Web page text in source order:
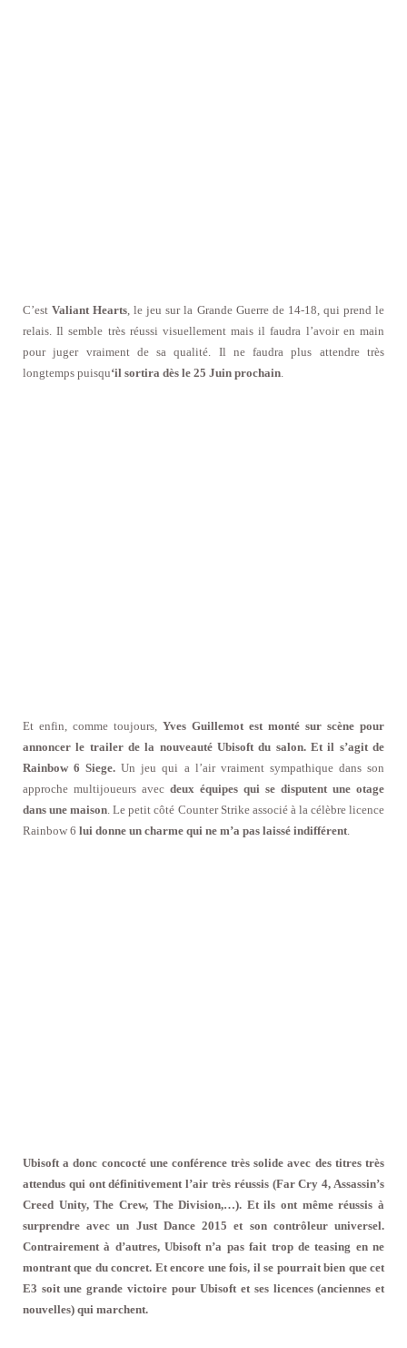
C’estValiant Hearts , le jeu sur la Grande Guerre de 14-18, qui prend le
relais. Il semble très réussi visuellement mais il faudra l’avoir en main
pour juger vraiment de sa qualité. Il ne faudra plus attendre très
longtemps puisqu‘il sortira dès le 25 Juin prochain
Et enfin, comme toujours, Yves Guillemot est monté sur scène pour
annoncer le trailer de la nouveauté Ubisoft du salon. Et il s’agit de
Rainbow 6 Siege. Un jeu qui a l’air vraiment sympathique dans son
approche multijoueurs avec deux équipes qui se disputent une otage
dans une maison . Le petit côté Counter Strike associé à la célèbre licence
Rainbow 6 lui donne un charme qui ne m’a pas laissé indifférent
Ubisoft a donc concocté une conférence très solide avec des titres très
attendus qui ont définitivement l’air très réussis (Far Cry 4, Assassin’s
Creed Unity, The Crew, The Division,…). Et ils ont même réussis à
surprendre avec un Just Dance 2015 et son contrôleur universel.
Contrairement à d’autres, Ubisoft n’a pas fait trop de teasing en ne
montrant que du concret. Et encore une fois, il se pourrait bien que cet
E3 soit une grande victoire pour Ubisoft et ses licences (anciennes et
nouvelles) qui marchent.